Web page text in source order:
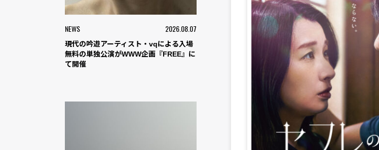
NEWS 2026.08.07
現代の吟遊アーティスト・vqによる入場
無料の単独公演がWWW企画『FREE』に
て開催